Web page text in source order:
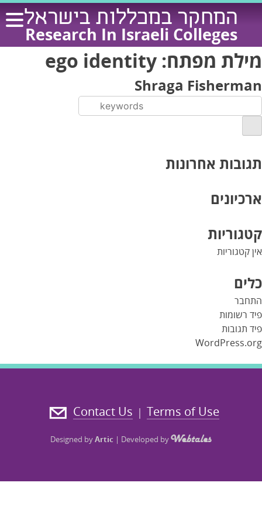
Skip
content
המחקר במכללות בישראל
Research In Israeli Colleges
מילת מפתח: ego identity
Shraga Fisherman
תגובות אחרונות
ארכיונים
קטגוריות
אין קטגוריות
כלים
התחבר
פיד רשומות
פיד תגובות
WordPress.org
Terms of Use
|
Contact Us
Designed byArtic | Developed by